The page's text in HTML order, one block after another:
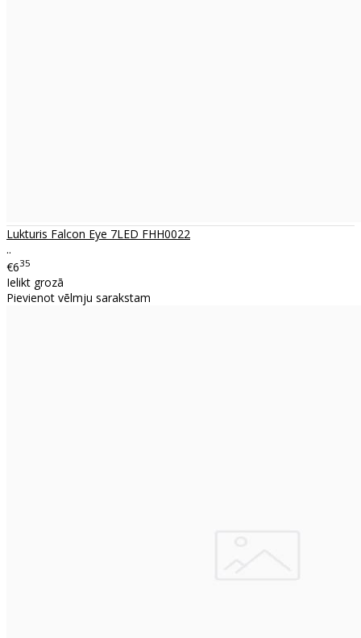
Lukturis Falcon Eye 7LED FHH0022
..
€635
Ielikt grozā
Pievienot vēlmju sarakstam